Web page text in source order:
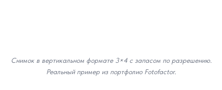
Снимок в вертикальном формате 3×4 с запасом по разрешению.
Реальный пример из портфолио Fotofactor.